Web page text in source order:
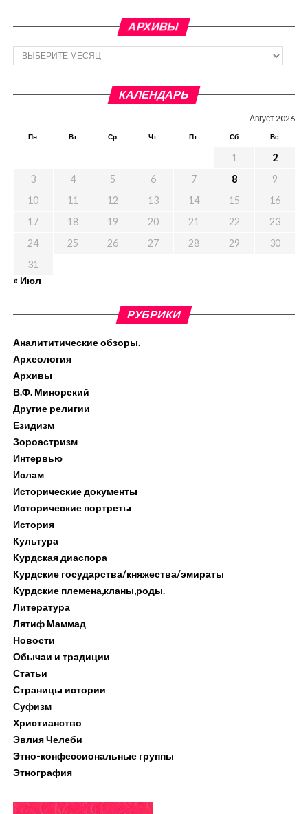
АРХИВЫ
Архивы
КАЛЕНДАРЬ
Август 2026
Пн Вт Ср Чт Пт Сб Вс
1
2
3
4 5 6 7 8
9
10
11 12 13 14 15
16
17
18 19 20 21 22
23
24
25 26 27 28 29
30
31
« Июл
РУБРИКИ
Аналититические обзоры.
Археология
Архивы
В.Ф. Минорский
Другие религии
Езидизм
Зороастризм
Интервью
Ислам
Исторические документы
Исторические портреты
История
Культура
Курдская диаспора
Курдские государства/княжества/эмираты
Курдские племена,кланы,роды.
Литература
Лятиф Маммад
Новости
Обычаи и традиции
Статьи
Страницы истории
Суфизм
Христианство
Эвлия Челеби
Этно-конфессиональные группы
Этнография